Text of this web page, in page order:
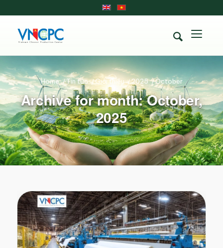
Archive for month: October,
2025
Home /Tin tức /Giới thiệu /2025 /October